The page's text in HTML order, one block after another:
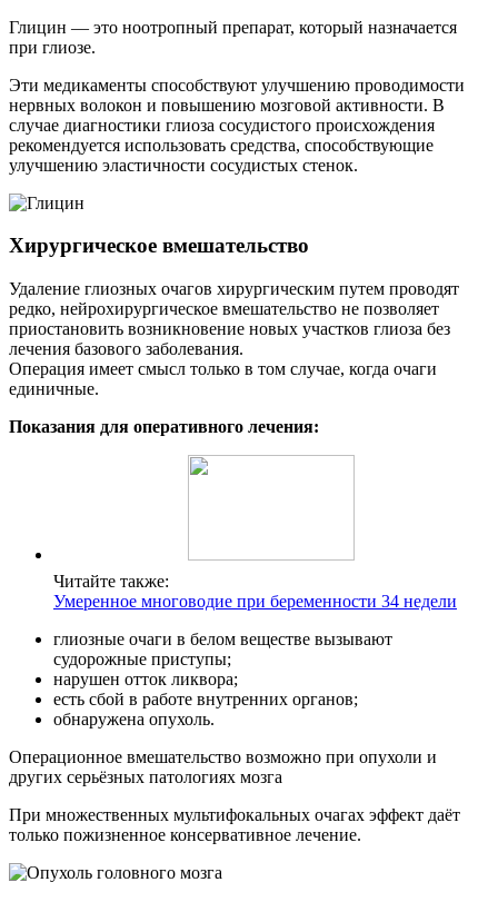
Глицин — это ноотропный препарат, который назначается
при глиозе.
Эти медикаменты способствуют улучшению проводимости
нервных волокон и повышению мозговой активности. В
случае диагностики глиоза сосудистого происхождения
рекомендуется использовать средства, способствующие
улучшению эластичности сосудистых стенок.
Хирургическое вмешательство
Удаление глиозных очагов хирургическим путем проводят
редко, нейрохирургическое вмешательство не позволяет
приостановить возникновение новых участков глиоза без
лечения базового заболевания.
Операция имеет смысл только в том случае, когда очаги
единичные.
Показания для оперативного лечения:
Читайте также:
Умеренное многоводие при беременности 34 недели
глиозные очаги в белом веществе вызывают
судорожные приступы;
нарушен отток ликвора;
есть сбой в работе внутренних органов;
обнаружена опухоль.
Операционное вмешательство возможно при опухоли и
других серьёзных патологиях мозга
При множественных мультифокальных очагах эффект даёт
только пожизненное консервативное лечение.